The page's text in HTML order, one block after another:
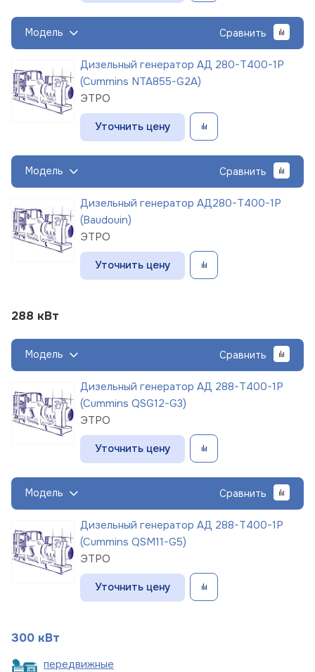
Модель Сравнить
Дизельный генератор АД 280-Т400-1Р
(Cummins NTA855-G2A)
ЭТРО
Уточнить цену
Модель Сравнить
Дизельный генератор АД280-Т400-1Р
(Baudouin)
ЭТРО
Уточнить цену
288 кВт
Модель Сравнить
Дизельный генератор АД 288-Т400-1Р
(Cummins QSG12-G3)
ЭТРО
Уточнить цену
Модель Сравнить
Дизельный генератор АД 288-Т400-1Р
(Cummins QSM11-G5)
ЭТРО
Уточнить цену
300 кВт
передвижные